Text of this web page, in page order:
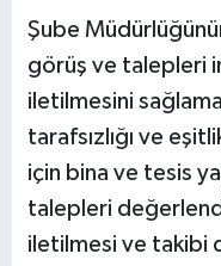
Şube
görüş ve talepleri
iletilmesini
tarafsızlığı ve
için bina ve tesis
talepleri
iletilmesi ve takibi